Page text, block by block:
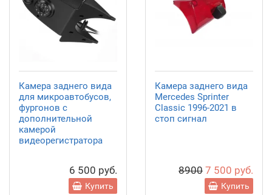
Камера заднего вида
для микроавтобусов,
фургонов с
дополнительной
камерой
видеорегистратора
6 500 руб.
Купить
Камера заднего вида
Mercedes Sprinter
Classic 1996-2021 в
стоп сигнал
8900 7 500 руб.
Купить